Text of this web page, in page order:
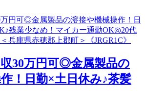
収30万円可◎金属製品の
！日勤×土日休み♪茶髪